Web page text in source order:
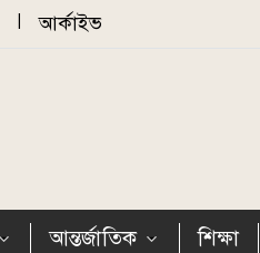
আর্কাইভ
আন্তর্জাতিক শিক্ষা